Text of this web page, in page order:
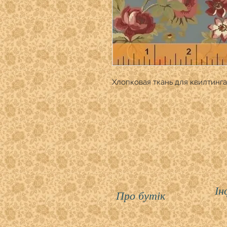
Хлопковая ткань для
Про бутік